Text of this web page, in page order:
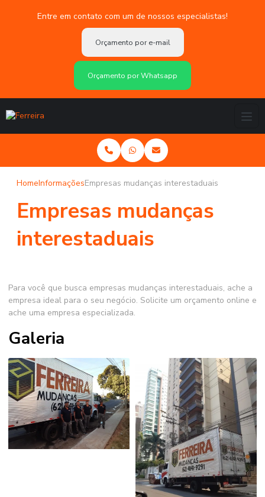
Entre em contato com um de nossos especialistas!
Orçamento por e-mail
Orçamento por Whatsapp
HomeInformaçõesEmpresas mudanças interestaduais
Empresas mudanças
interestaduais
Para você que busca empresas mudanças interestaduais, ache a
empresa ideal para o seu negócio. Solicite um orçamento online e
ache uma empresa especializada.
Galeria